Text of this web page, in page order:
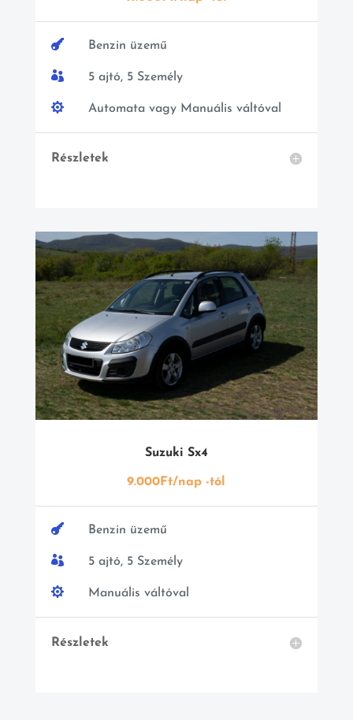
 Benzin üzemű
 5 ajtó, 5 Személy
 Automata vagy Manuális váltóval
Részletek
Suzuki Sx4
9.000Ft/nap -tól
 Benzin üzemű
 5 ajtó, 5 Személy
 Manuális váltóval
Részletek